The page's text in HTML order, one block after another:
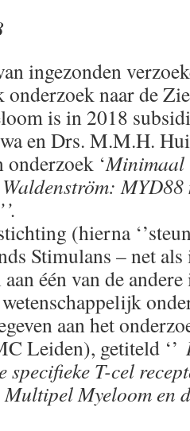
ingezonden
onderzoek naar de
is in 2018
en Drs. M.M.H.
‘Minimaal
(hierna
Stimulans – net
één van de
aan het
Leiden), getiteld ‘’
T-cel
Myeloom en